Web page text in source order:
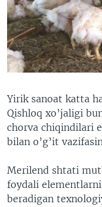
VIDEO
XABARLAR
ODNOKLASSNIKI
TELEGRAM
TWITTER
SOUNDCLOUD
VOA
Yirik sanoat katta
Qishloq xo’jaligi
chorva chiqindilari
bilan o’g’it
Merilend shtati
foydali
beradigan